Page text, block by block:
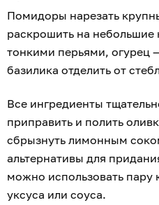
Помидоры нарезать
раскрошить на небольшие
тонкими перьями, огурец
базилика отделить от
Все ингредиенты
приправить и полить
сбрызнуть лимонным
альтернативы для
можно использовать пару
уксуса или соуса.